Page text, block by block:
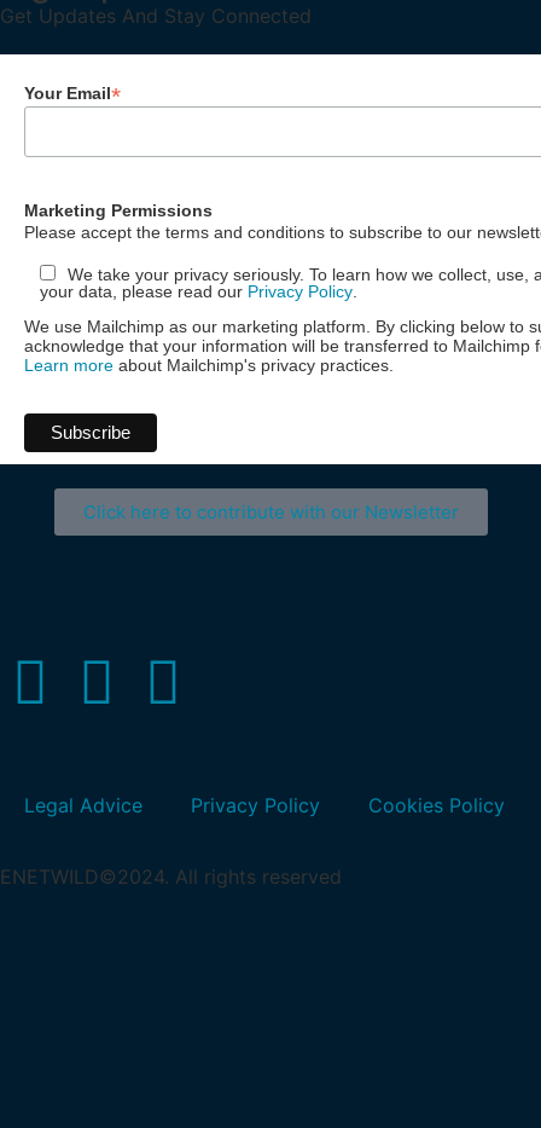
Get Updates And Stay Connected
Your Email*
Marketing Permissions
Please accept the terms and conditions to subscribe to our
We take your privacy seriously. To learn how we collect, use,
your data, please read our Privacy Policy.
We use Mailchimp as our marketing platform. By clicking below to
acknowledge that your information will be transferred to Mailchimp
Learn more about Mailchimp's privacy practices.
Click here to contribute with our Newsletter
Legal Advice Privacy Policy Cookies Policy
ENETWILD©2024. All rights reserved